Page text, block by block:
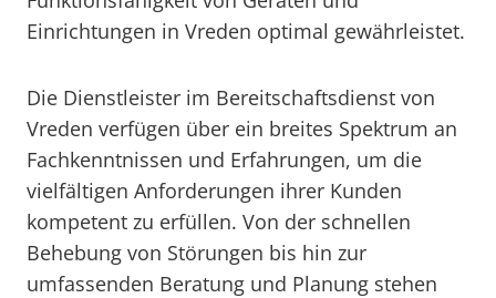
Einrichtungen in Vreden optimal gewährleistet.
Die Dienstleister im Bereitschaftsdienst von
Vreden verfügen über ein breites Spektrum an
Fachkenntnissen und Erfahrungen, um die
vielfältigen Anforderungen ihrer Kunden
kompetent zu erfüllen. Von der schnellen
Behebung von Störungen bis hin zur
umfassenden Beratung und Planung stehen